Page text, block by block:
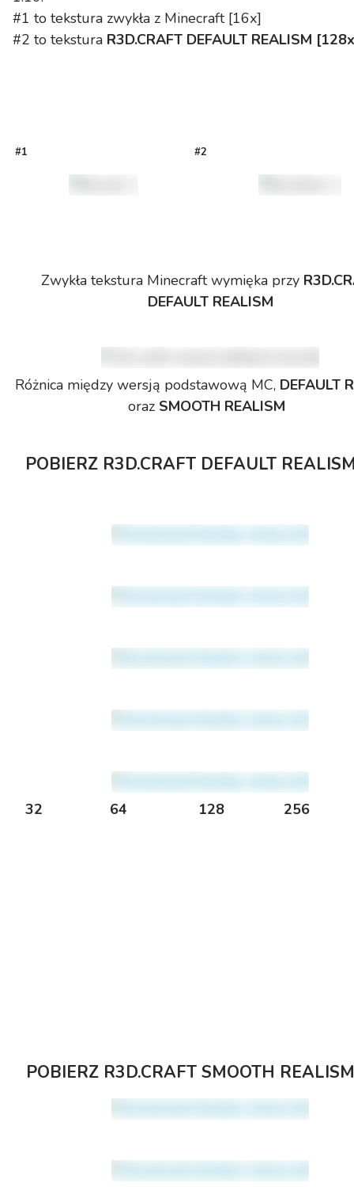
#1 to tekstura zwykła z Minecraft [16x]
#2 to tekstura R3D.CRAFT DEFAULT REALISM
#1 #2
Zwykła tekstura Minecraft wymięka przy
DEFAULT REALISM
Różnica między wersją podstawową MC, DEFAULT
oraz SMOOTH REALISM
POBIERZ R3D.CRAFT DEFAULT
32 64 128 256
POBIERZ R3D.CRAFT SMOOTH REALISM